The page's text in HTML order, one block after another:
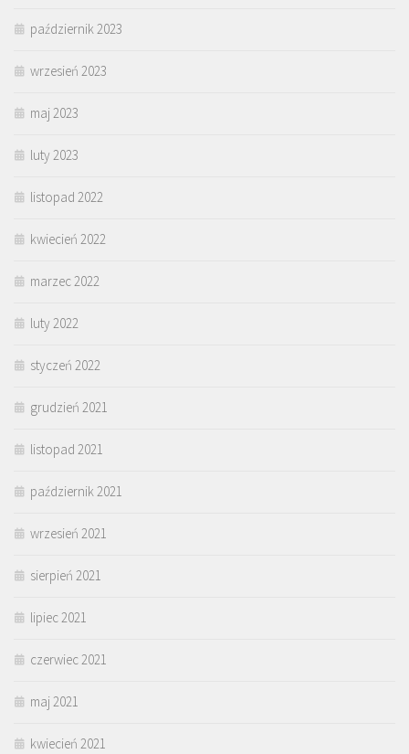
październik 2023
wrzesień 2023
maj 2023
luty 2023
listopad 2022
kwiecień 2022
marzec 2022
luty 2022
styczeń 2022
grudzień 2021
listopad 2021
październik 2021
wrzesień 2021
sierpień 2021
lipiec 2021
czerwiec 2021
maj 2021
kwiecień 2021